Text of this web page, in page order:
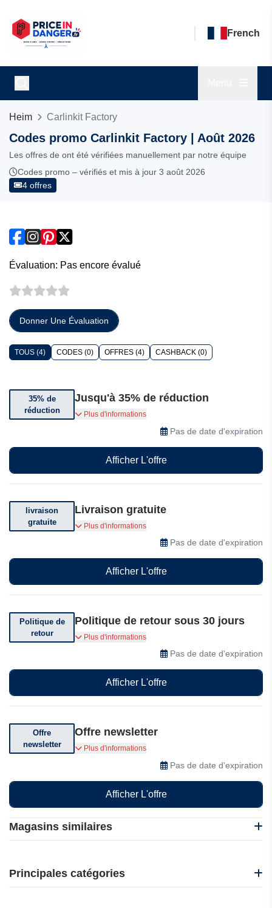
French
Heim Carlinkit Factory
Codes promo Carlinkit Factory | Août 2026
Les offres de ont été vérifiées manuellement par notre équipe
Codes promo – vérifiés et mis à jour 3 août 2026
4 offres
Magasins similaires
Oedro
Myrentacar
Principales catégories
Évaluation: Pas encore évalué
Donner Une Évaluation
TOUS (4) CODES (0) OFFRES (4) CASHBACK (0)
35% de
réduction
Jusqu'à 35% de réduction
Jusqu'à 35% de réduction sur une sélection
Plus d'informations
Pas de date d'expiration
Afficher L'offre
livraison
gratuite
Livraison gratuite
Livraison offerte pour toute commande
Plus d'informations
Pas de date d'expiration
Afficher L'offre
Politique de
retour
Politique de retour sous 30 jours
Vous pouvez retourner votre commande dans
les 30 jours suivant sa réception.
Plus d'informations
Pas de date d'expiration
Afficher L'offre
Offre
newsletter
Offre newsletter
Abonnez-vous pour recevoir des offres
Plus d'informations
Pas de date d'expiration
Afficher L'offre